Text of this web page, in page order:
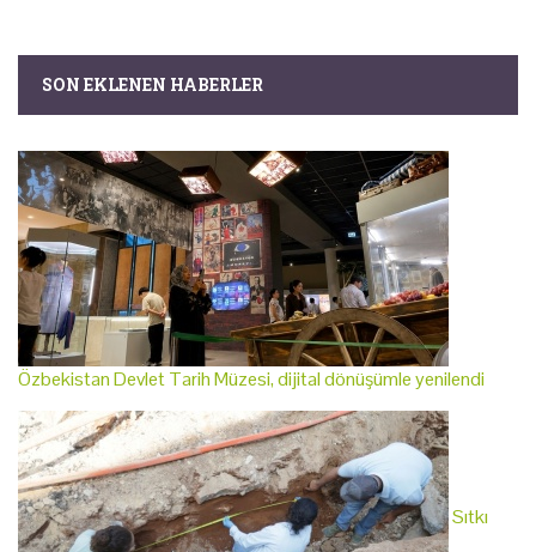
SON EKLENEN HABERLER
Özbekistan Devlet Tarih Müzesi, dijital dönüşümle yenilendi
Sıtkı